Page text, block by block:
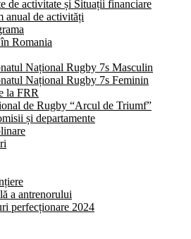
de activitate și Situații financiare
anual de activități
Romania
Național Rugby 7s Masculin
Național Rugby 7s Feminin
la FRR
de Rugby “Arcul de Triumf”
și departamente
a antrenorului
perfecționare 2024